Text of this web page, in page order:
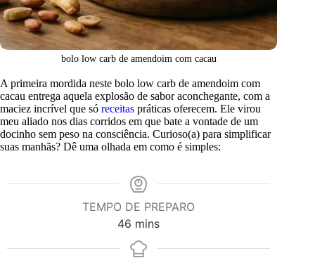
bolo low carb de amendoim com cacau
A primeira mordida neste bolo low carb de amendoim com
cacau entrega aquela explosão de sabor aconchegante, com a
maciez incrível que só receitas práticas oferecem. Ele virou
meu aliado nos dias corridos em que bate a vontade de um
docinho sem peso na consciência. Curioso(a) para simplificar
suas manhãs? Dê uma olhada em como é simples:
TEMPO DE PREPARO
46 minutes
mins